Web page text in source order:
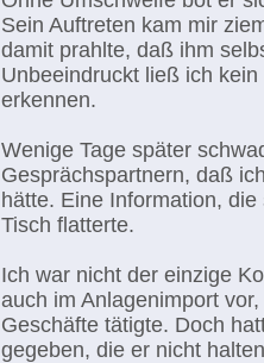
Sein Auftreten kam mir
damit prahlte, daß ihm
Unbeeindruckt ließ ich
erkennen.
Wenige Tage später
Gesprächspartnern, daß
hätte. Eine Information,
Tisch flatterte.
Ich war nicht der einzige
auch im Anlagenimport
Geschäfte tätigte. Doch
gegeben, die er nicht